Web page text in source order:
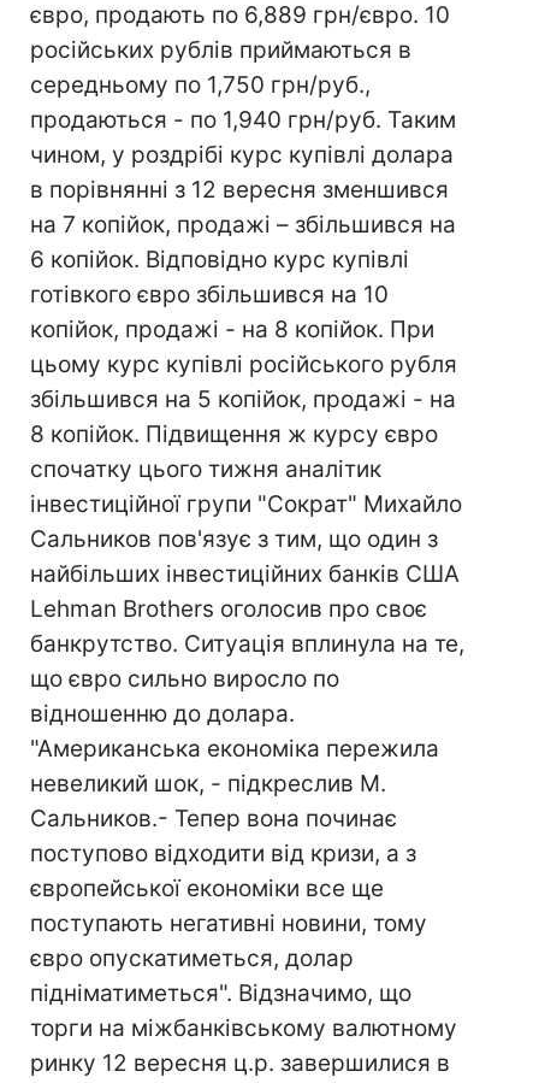
євро, продають по 6,889 грн/євро. 10
російських рублів приймаються в
середньому по 1,750 грн/руб.,
продаються - по 1,940 грн/руб. Таким
чином, у роздрібі курс купівлі долара
в порівнянні з 12 вересня зменшився
на 7 копійок, продажі – збільшився на
6 копійок. Відповідно курс купівлі
готівкого євро збільшився на 10
копійок, продажі - на 8 копійок. При
цьому курс купівлі російського рубля
збільшився на 5 копійок, продажі - на
8 копійок. Підвищення ж курсу євро
спочатку цього тижня аналітик
інвестиційної групи "Сократ" Михайло
Сальников пов'язує з тим, що один з
найбільших інвестиційних банків США
Lehman Brothers оголосив про своє
банкрутство. Ситуація вплинула на те,
що євро сильно виросло по
відношенню до долара.
"Американська економіка пережила
невеликий шок, - підкреслив М.
Сальников.- Тепер вона починає
поступово відходити від кризи, а з
європейської економіки все ще
поступають негативні новини, тому
євро опускатиметься, долар
підніматиметься". Відзначимо, що
торги на міжбанківському валютному
ринку 12 вересня ц.р. завершилися в